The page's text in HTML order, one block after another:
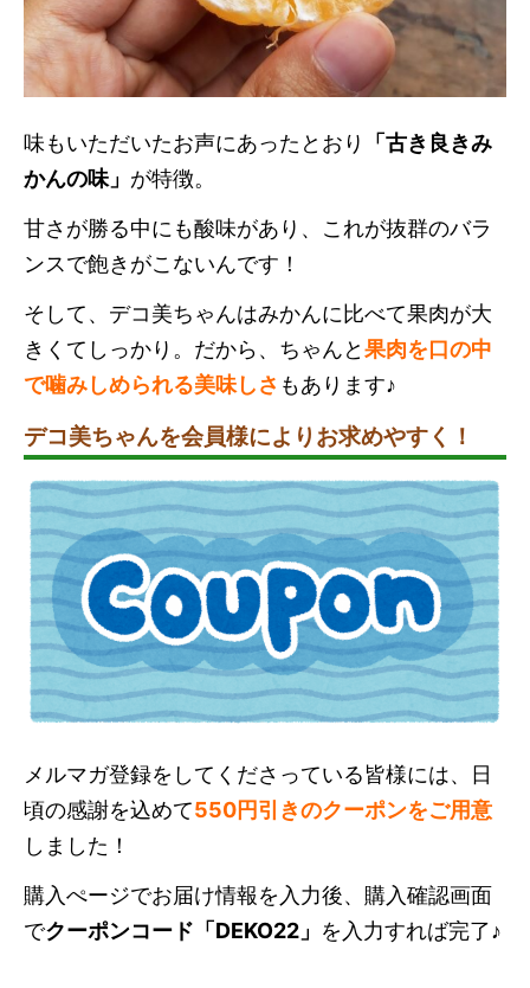
味もいただいたお声にあったとおり
「古き良きみ
かんの味」 が特徴。
甘さが勝る中にも酸味があり、これが抜群のバラ
ンスで飽きがこないんです！
そして、デコ美ちゃんはみかんに比べて果肉が大
きくてしっかり。だから、ちゃんと果肉を口の中
で噛みしめられる美味しさ もあります♪
デコ美ちゃんを会員様によりお求めやすく！
メルマガ登録をしてくださっている皆様には、日
頃の感謝を込めて550円引きのクーポンをご用意
しました！
購入ぺージでお届け情報を入力後、購入確認画面
でクーポンコード「DEKO22」 を入力すれば完了♪